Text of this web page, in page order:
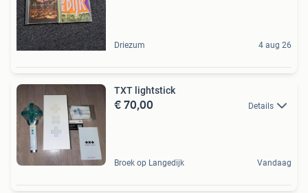
Driezum 4 aug 26
TXT lightstick
€ 70,00 Details
Broek op Langedijk Vandaag